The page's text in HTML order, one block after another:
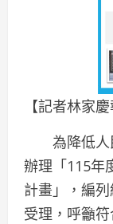
【記者林家慶
為降低人
辦理「115年
計畫」，編
受理，呼籲